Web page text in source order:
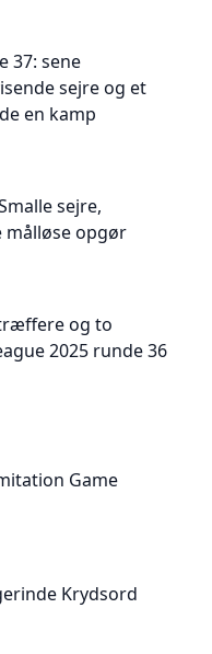
37: sene
sejre og et
en kamp
sejre,
opgør
og to
2025 runde 36
Game
Krydsord